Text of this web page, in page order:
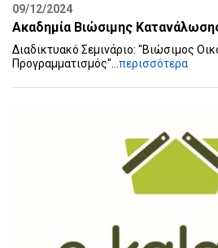
09/12/2024
Ακαδημία Βιώσιμης
Διαδικτυακό Σεμινάριο: "Βιώσιμος
Προγραμματισμός"... περισσότερα